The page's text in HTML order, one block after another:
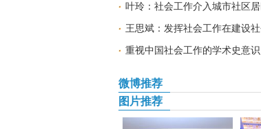
叶玲：社会工作介入城市社区
王思斌：发挥社会工作在建设
重视中国社会工作的学术史意识
微博推荐
图片推荐